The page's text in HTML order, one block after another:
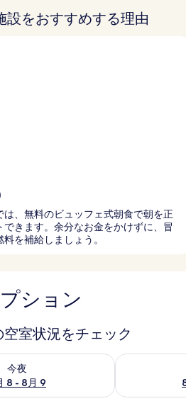
設をおすすめする理由
は、無料のビュッフェ式朝食で朝を正
できます。余分なお金をかけずに、冒
を補給しましょう。
ション
室状況をチェック
今夜
8 - 8月 9
の空室状況をチェック明日 8月 9 -